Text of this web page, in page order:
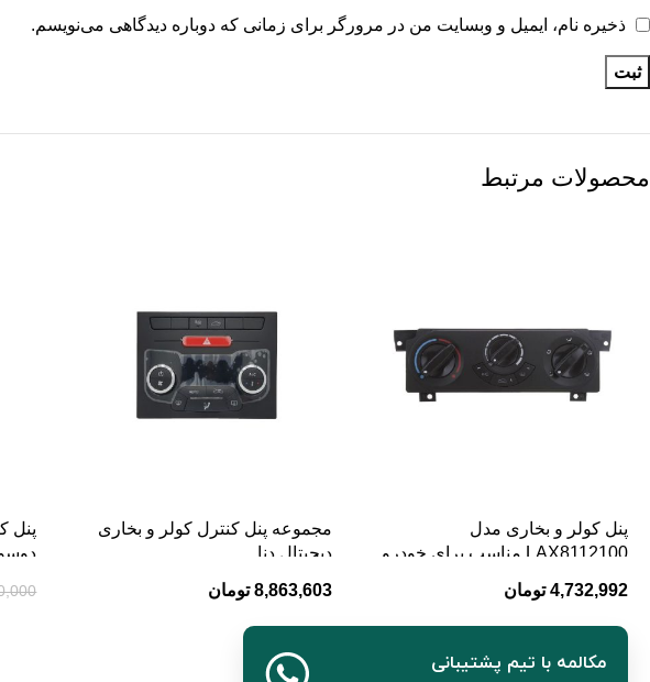
ذخیره نام، ایمیل و وبسایت من در مرورگر برای زمانی که دوباره دیدگاهی می‌نویسم.
محصولات مرتبط
پنل کولر و بخاری مدل
LAX8112100 مناسب برای خودرو
4,732,992 تومان
مجموعه پنل کنترل کولر و بخاری
دیجیتال دنا
8,863,603 تومان
پنل
مکالمه با تیم پشتیبانی